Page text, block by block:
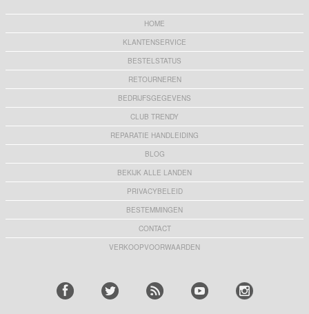
HOME
KLANTENSERVICE
BESTELSTATUS
RETOURNEREN
BEDRIJFSGEGEVENS
CLUB TRENDY
REPARATIE HANDLEIDING
BLOG
BEKIJK ALLE LANDEN
PRIVACYBELEID
BESTEMMINGEN
CONTACT
VERKOOPVOORWAARDEN